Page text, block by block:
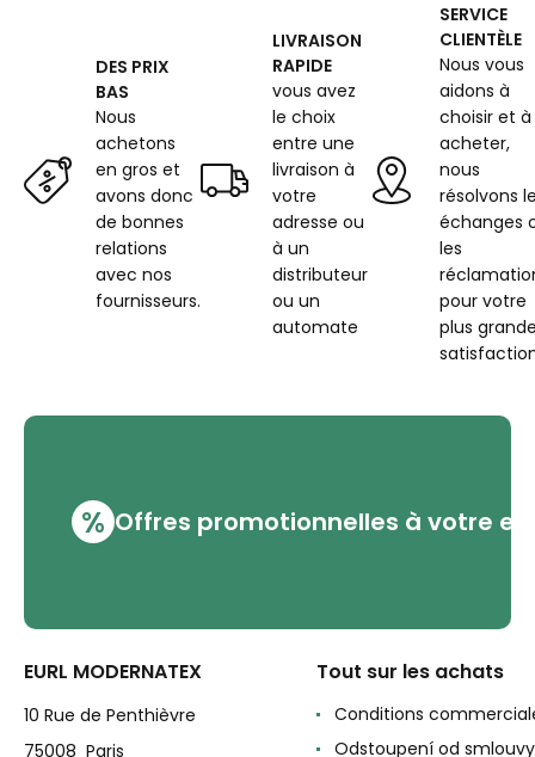
pivoine
blanc
DES PRIX
BAS
Nous
achetons
en gros et
avons donc
de bonnes
relations
avec nos
fournisseurs.
LIVRAISON
RAPIDE
vous avez
le choix
entre une
livraison à
votre
adresse ou
à un
distributeur
ou un
automate
SERVICE
CLIENTÈLE
Nous vous
aidons à
choisir et à
acheter,
nous
résolvons
échanges
les
pour votre
plus
% Offres promotionnelles à votre
EURL MODERNATEX
10 Rue de Penthièvre
75008 Paris
Tout sur les achats
Conditions
Odstoupení od smlouvy